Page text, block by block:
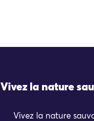
Vivez la nature
Vivez la nature